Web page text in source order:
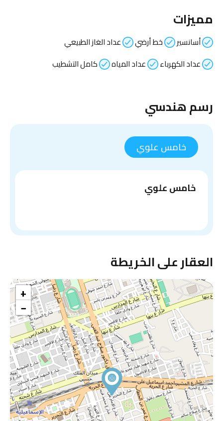
مميزات
أسانسير خط أرضي
عداد الغاز الطبيعي
عداد الكهرباء
عداد المياه كامل التشطيب
رسم هندسي
خامس علوي
خامس علوي
العقار على الخريطة
+
−